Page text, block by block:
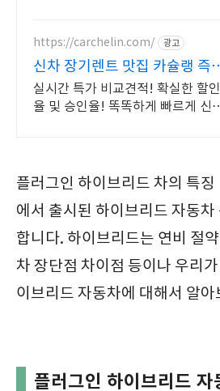
https://carchelin.com/ 광고
신차 장기렌트 맛집 카슐랭 즉
출고 특가 프로모션GO!
실시간 특가 비교견적! 확실한 할인
율 및 승인율! 똑똑하게 빠르게 신
플러그인 하이브리드 차의 특징
에서 출시된 하이브리드 자동
합니다. 하이브리드는 연비 절
차 장단점 차이점 등이나 우리
이브리드 자동차에 대해서 알
플러그인 하이브리드 자